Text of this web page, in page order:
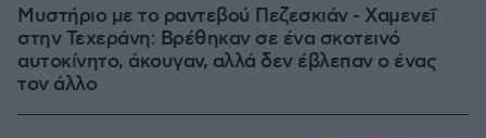
Μυστήριο με το ραντεβού Πεζεσκιάν - Χαμενεΐ
στην Τεχεράνη: Βρέθηκαν σε ένα σκοτεινό
αυτοκίνητο, άκουγαν, αλλά δεν έβλεπαν ο ένας
τον άλλο